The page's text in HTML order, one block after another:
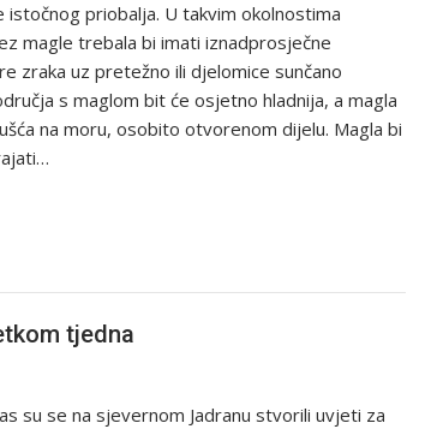
istočnog priobalja. U takvim okolnostima
magle trebala bi imati iznadprosječne
zraka uz pretežno ili djelomice sunčano
s maglom bit će osjetno hladnija, a magla
na moru, osobito otvorenom dijelu. Magla bi
tjedna
su se na sjevernom Jadranu stvorili uvjeti za